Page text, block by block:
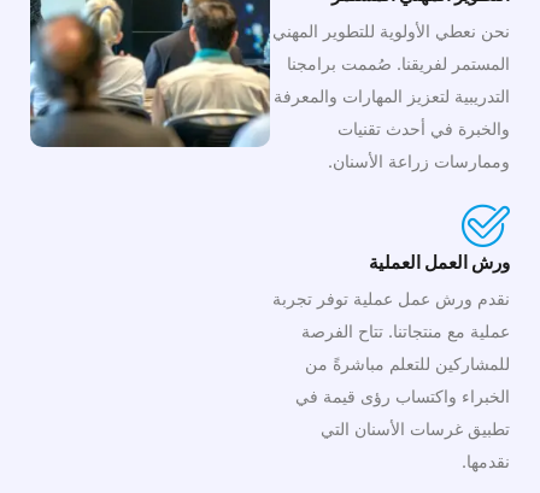
نحن نعطي الأولوية للتطوير المهني
المستمر لفريقنا. صُممت برامجنا
التدريبية لتعزيز المهارات والمعرفة
والخبرة في أحدث تقنيات
وممارسات زراعة الأسنان.
ورش العمل العملية
نقدم ورش عمل عملية توفر تجربة
عملية مع منتجاتنا. تتاح الفرصة
للمشاركين للتعلم مباشرةً من
الخبراء واكتساب رؤى قيمة في
تطبيق غرسات الأسنان التي
نقدمها.